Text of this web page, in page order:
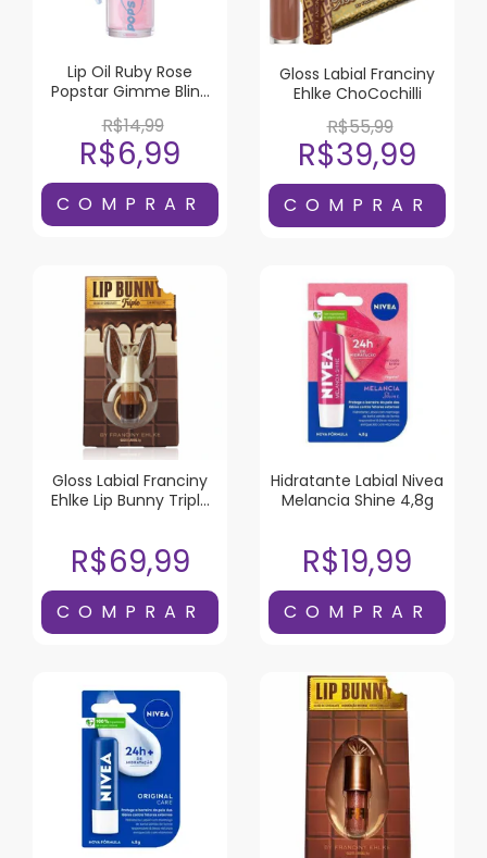
Lip Oil Ruby Rose
Popstar Gimme Bling
R$14,99
R$6,99
Gloss Labial Franciny
Ehlke ChoCochilli
R$55,99
R$39,99
Gloss Labial Franciny
Ehlke Lip Bunny Triple
R$69,99
Hidratante Labial Nivea
Melancia Shine 4,8g
R$19,99